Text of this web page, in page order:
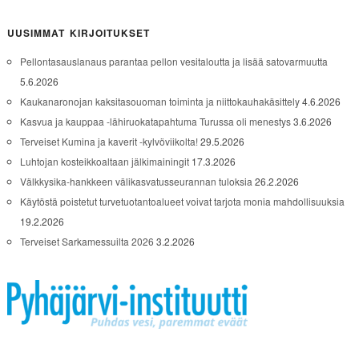
UUSIMMAT KIRJOITUKSET
Pellontasauslanaus parantaa pellon vesitaloutta ja lisää satovarmuutta
5.6.2026
Kaukanaronojan kaksitasouoman toiminta ja niittokauhakäsittely4.6.2026
Kasvua ja kauppaa -lähiruokatapahtuma Turussa oli menestys3.6.2026
Terveiset Kumina ja kaverit -kylvöviikolta!29.5.2026
Luhtojan kosteikkoaltaan jälkimainingit 17.3.2026
Välkkysika-hankkeen välikasvatusseurannan tuloksia 26.2.2026
Käytöstä poistetut turvetuotantoalueet voivat tarjota monia mahdollisuuksia
19.2.2026
Terveiset Sarkamessuilta 2026 3.2.2026